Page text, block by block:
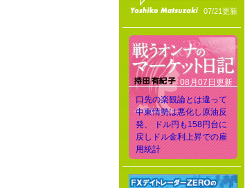
07/21更新
08月07日更新
口先の楽観論とは違って
中東情勢は悪化し原油反
発、 ドル円も158円台に
戻しドル金利上昇での雇
用統計